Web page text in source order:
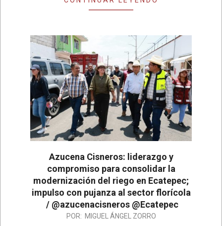
Azucena Cisneros: liderazgo y
compromiso para consolidar la
modernización del riego en Ecatepec;
impulso con pujanza al sector florícola
/ @azucenacisneros @Ecatepec
POR: MIGUEL ÁNGEL ZORRO